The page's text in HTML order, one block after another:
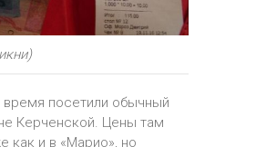
время посетили обычный
Керченской. Цены там
как и в «Марио», но